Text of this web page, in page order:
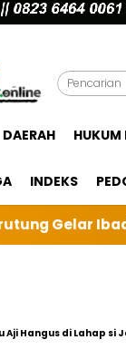
DAERAH HUKUM
INDEKS
sebangai
Hangus di Lahap si